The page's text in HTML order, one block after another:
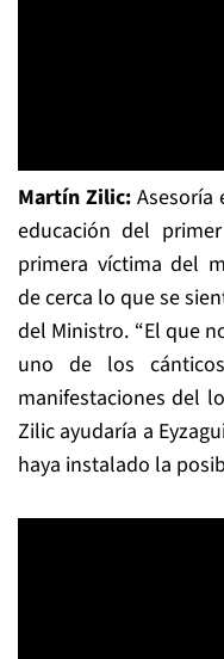
Martín Zilic:Asesoría
educación del
primera víctima del
de cerca lo que se
del Ministro. “El que
uno de los
manifestaciones del
Zilic ayudaría a
haya instalado la